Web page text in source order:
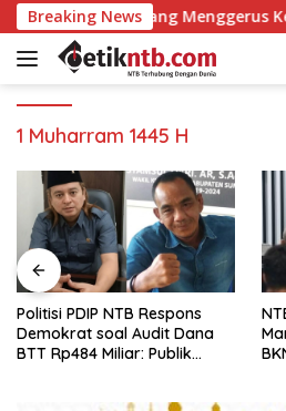
Langsung
ke
konten
Breaking News
Opini yang Menggerus
1 Muharram 1445 H
Politisi PDIP NTB Respons
Demokrat soal Audit Dana
BTT Rp484 Miliar: Publik